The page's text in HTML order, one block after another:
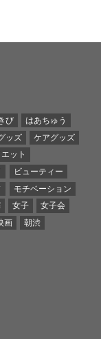
び
はあちゅう
ッズ
ケアグッズ
ット
ビューティー
モチベーション
女子
女子会
画
朝渋